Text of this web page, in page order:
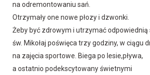
na odremontowaniu sań.
Otrzymały one nowe płozy i dzwonki.
Żeby być zdrowym i utrzymać odpowiednią
św. Mikołaj poświęca trzy godziny, w ciągu
na zajęcia sportowe. Biega po lesie,pływa,
a ostatnio podekscytowany świetnymi